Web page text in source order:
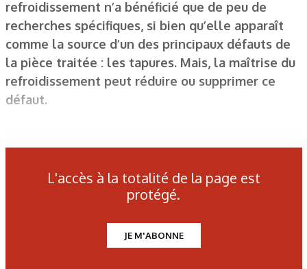
refroidissement n’a bénéficié que de peu de
recherches spécifiques, si bien qu’elle apparaît
comme la source d’un des principaux défauts de
la pièce traitée : les tapures. Mais, la maîtrise du
refroidissement peut réduire ou supprimer ce
défaut.
L'accès à la totalité de la page est
protégé.
JE M'ABONNE